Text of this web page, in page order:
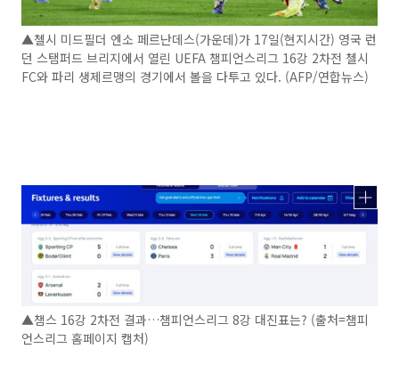
▲첼시 미드필더 엔소 페르난데스(가운데)가 17일(현지시간) 영국 런
던 스탬퍼드 브리지에서 열린 UEFA 챔피언스리그 16강 2차전 첼시
FC와 파리 생제르맹의 경기에서 볼을 다투고 있다. (AFP/연합뉴스)
▲챔스 16강 2차전 결과…챔피언스리그 8강 대진표는? (출처=챔피
언스리그 홈페이지 캡처)